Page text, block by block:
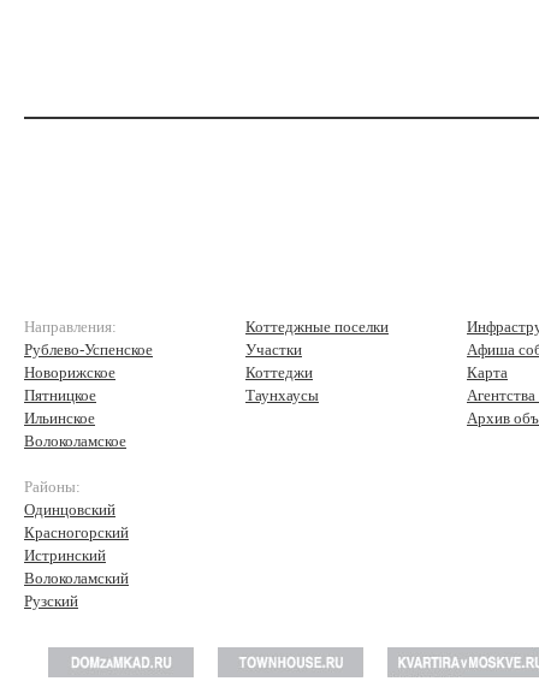
Направления:
Рублево-Успенское
Новорижское
Пятницкое
Ильинское
Волоколамское
Районы:
Одинцовский
Красногорский
Истринский
Волоколамский
Рузский
Коттеджные поселки
Участки
Коттеджи
Таунхаусы
Афиша
Карта
Архив